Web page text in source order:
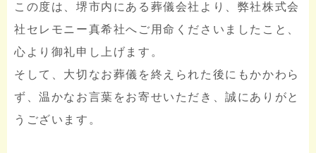
この度は、堺市内にある葬儀会社より、弊社株式会
社セレモニー真希社へご用命くださいましたこと、
心より御礼申し上げます。
そして、大切なお葬儀を終えられた後にもかかわら
ず、温かなお言葉をお寄せいただき、誠にありがと
うございます。